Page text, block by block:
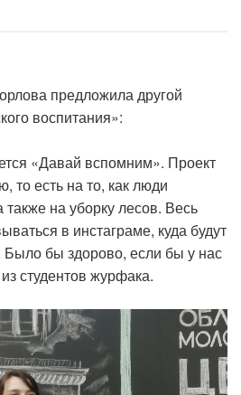
предложила другой
воспитания»:
«Давай вспомним». Проект
то есть на то, как люди
также на уборку лесов. Весь
в инстаграме, куда будут
Было бы здорово, если бы у нас
студентов журфака.